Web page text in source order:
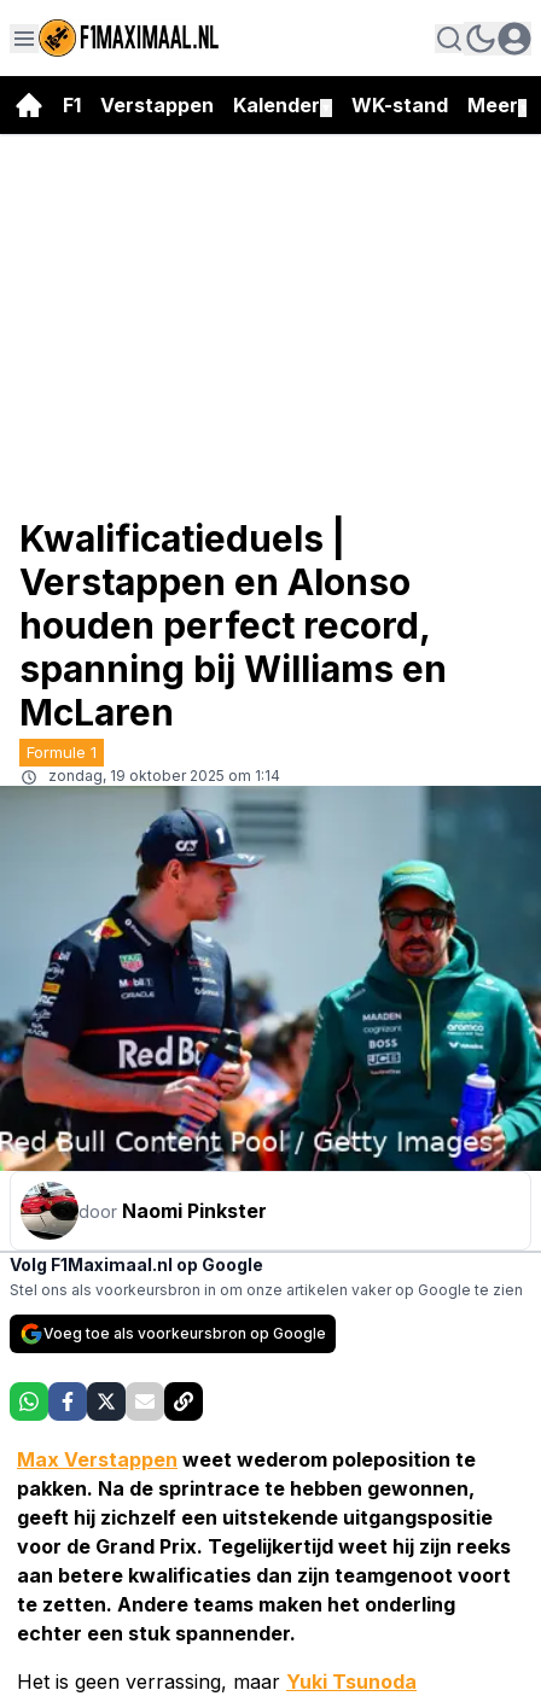
F1 Verstappen Kalender WK-stand Meer
Kwalificatieduels |
Verstappen en Alonso
houden perfect record,
spanning bij Williams en
McLaren
Formule 1
zondag, 19 oktober 2025 om 1:14
door Naomi Pinkster
Volg F1Maximaal.nl op Google
Stel ons als voorkeursbron in om onze artikelen vaker op Google te zien
Voeg toe als voorkeursbron op Google
Max Verstappen weet wederom poleposition te
pakken. Na de sprintrace te hebben gewonnen,
geeft hij zichzelf een uitstekende uitgangspositie
voor de Grand Prix. Tegelijkertijd weet hij zijn reeks
aan betere kwalificaties dan zijn teamgenoot voort
te zetten. Andere teams maken het onderling
echter een stuk spannender.
Het is geen verrassing, maar Yuki Tsunoda